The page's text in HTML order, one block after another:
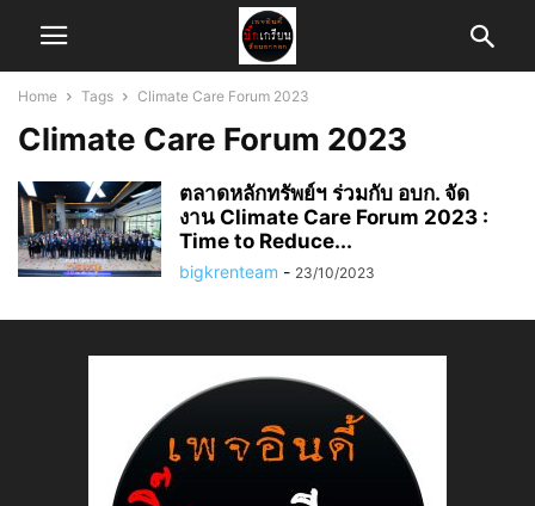
Home Tags Climate Care Forum 2023
Climate Care Forum 2023
ตลาดหลักทรัพย์ฯ ร่วมกับ อบก. จัด
งาน Climate Care Forum 2023 :
Time to Reduce...
bigkrenteam - 23/10/2023